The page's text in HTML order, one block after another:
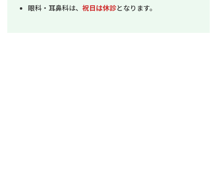
眼科・耳鼻科は、 祝日は休診となります。